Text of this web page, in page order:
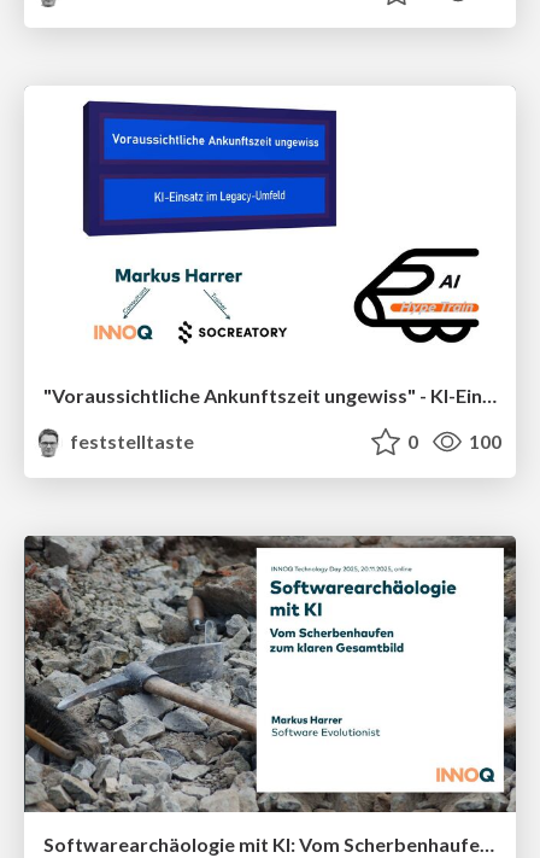
"Voraussichtliche Ankunftszeit ungewiss" - KI-Einsatz im Legacy-Umfeld (socreatory Black Week)
feststelltaste
0 100
Softwarearchäologie mit KI: Vom Scherbenhaufen zum klaren Gesamtbild (INNOQ Technology Day 2025)